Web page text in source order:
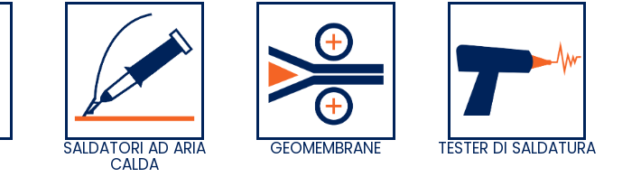
SALDATORI AD ARIA
CALDA
GEOMEMBRANE TESTER DI SALDATURA